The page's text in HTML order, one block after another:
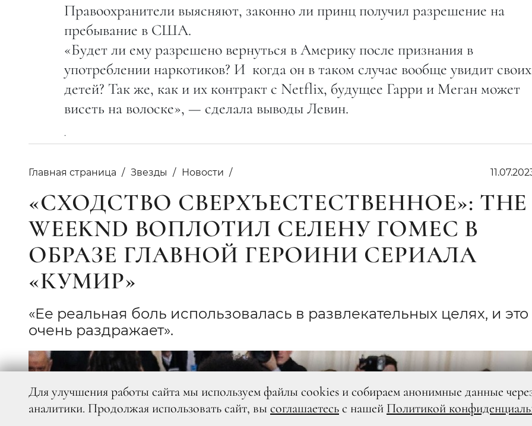
Правоохранители выясняют, законно ли принц получил разрешение на
пребывание в США.
«Будет ли ему разрешено вернуться в Америку после признания в
употреблении наркотиков? И когда он в таком случае вообще увидит своих
детей? Так же, как и их контракт с Netflix, будущее Гарри и Меган может
висеть на волоске», — сделала выводы Левин.
.
Главная страница Звезды Новости
«СХОДСТВО СВЕРХЪЕСТЕСТВЕННОЕ»: THE
WEEKND ВОПЛОТИЛ СЕЛЕНУ ГОМЕС В
ОБРАЗЕ ГЛАВНОЙ ГЕРОИНИ СЕРИАЛА
«КУМИР»
«Ее реальная боль использовалась в развлекательных целях, и это
очень раздражает».
Для улучшения работы сайта мы используем файлы cookies и собираем анонимные данные
аналитики. Продолжая использовать сайт, вы соглашаетесьс нашей Политикой